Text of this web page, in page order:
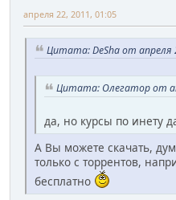
апреля 22, 2011, 01:05
Цитата: DeSha от апреля
Цитата: Олегатор от
да, но курсы по инету
А Вы можете скачать,
только с торрентов,
бесплатно